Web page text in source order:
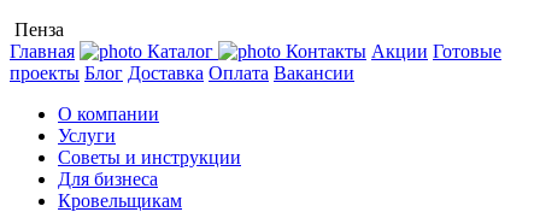
Пенза
Главная
Каталог Контакты Акции Готовые
проекты Блог Доставка Оплата Вакансии
О компании
Услуги
Советы и инструкции
Для бизнеса
Кровельщикам